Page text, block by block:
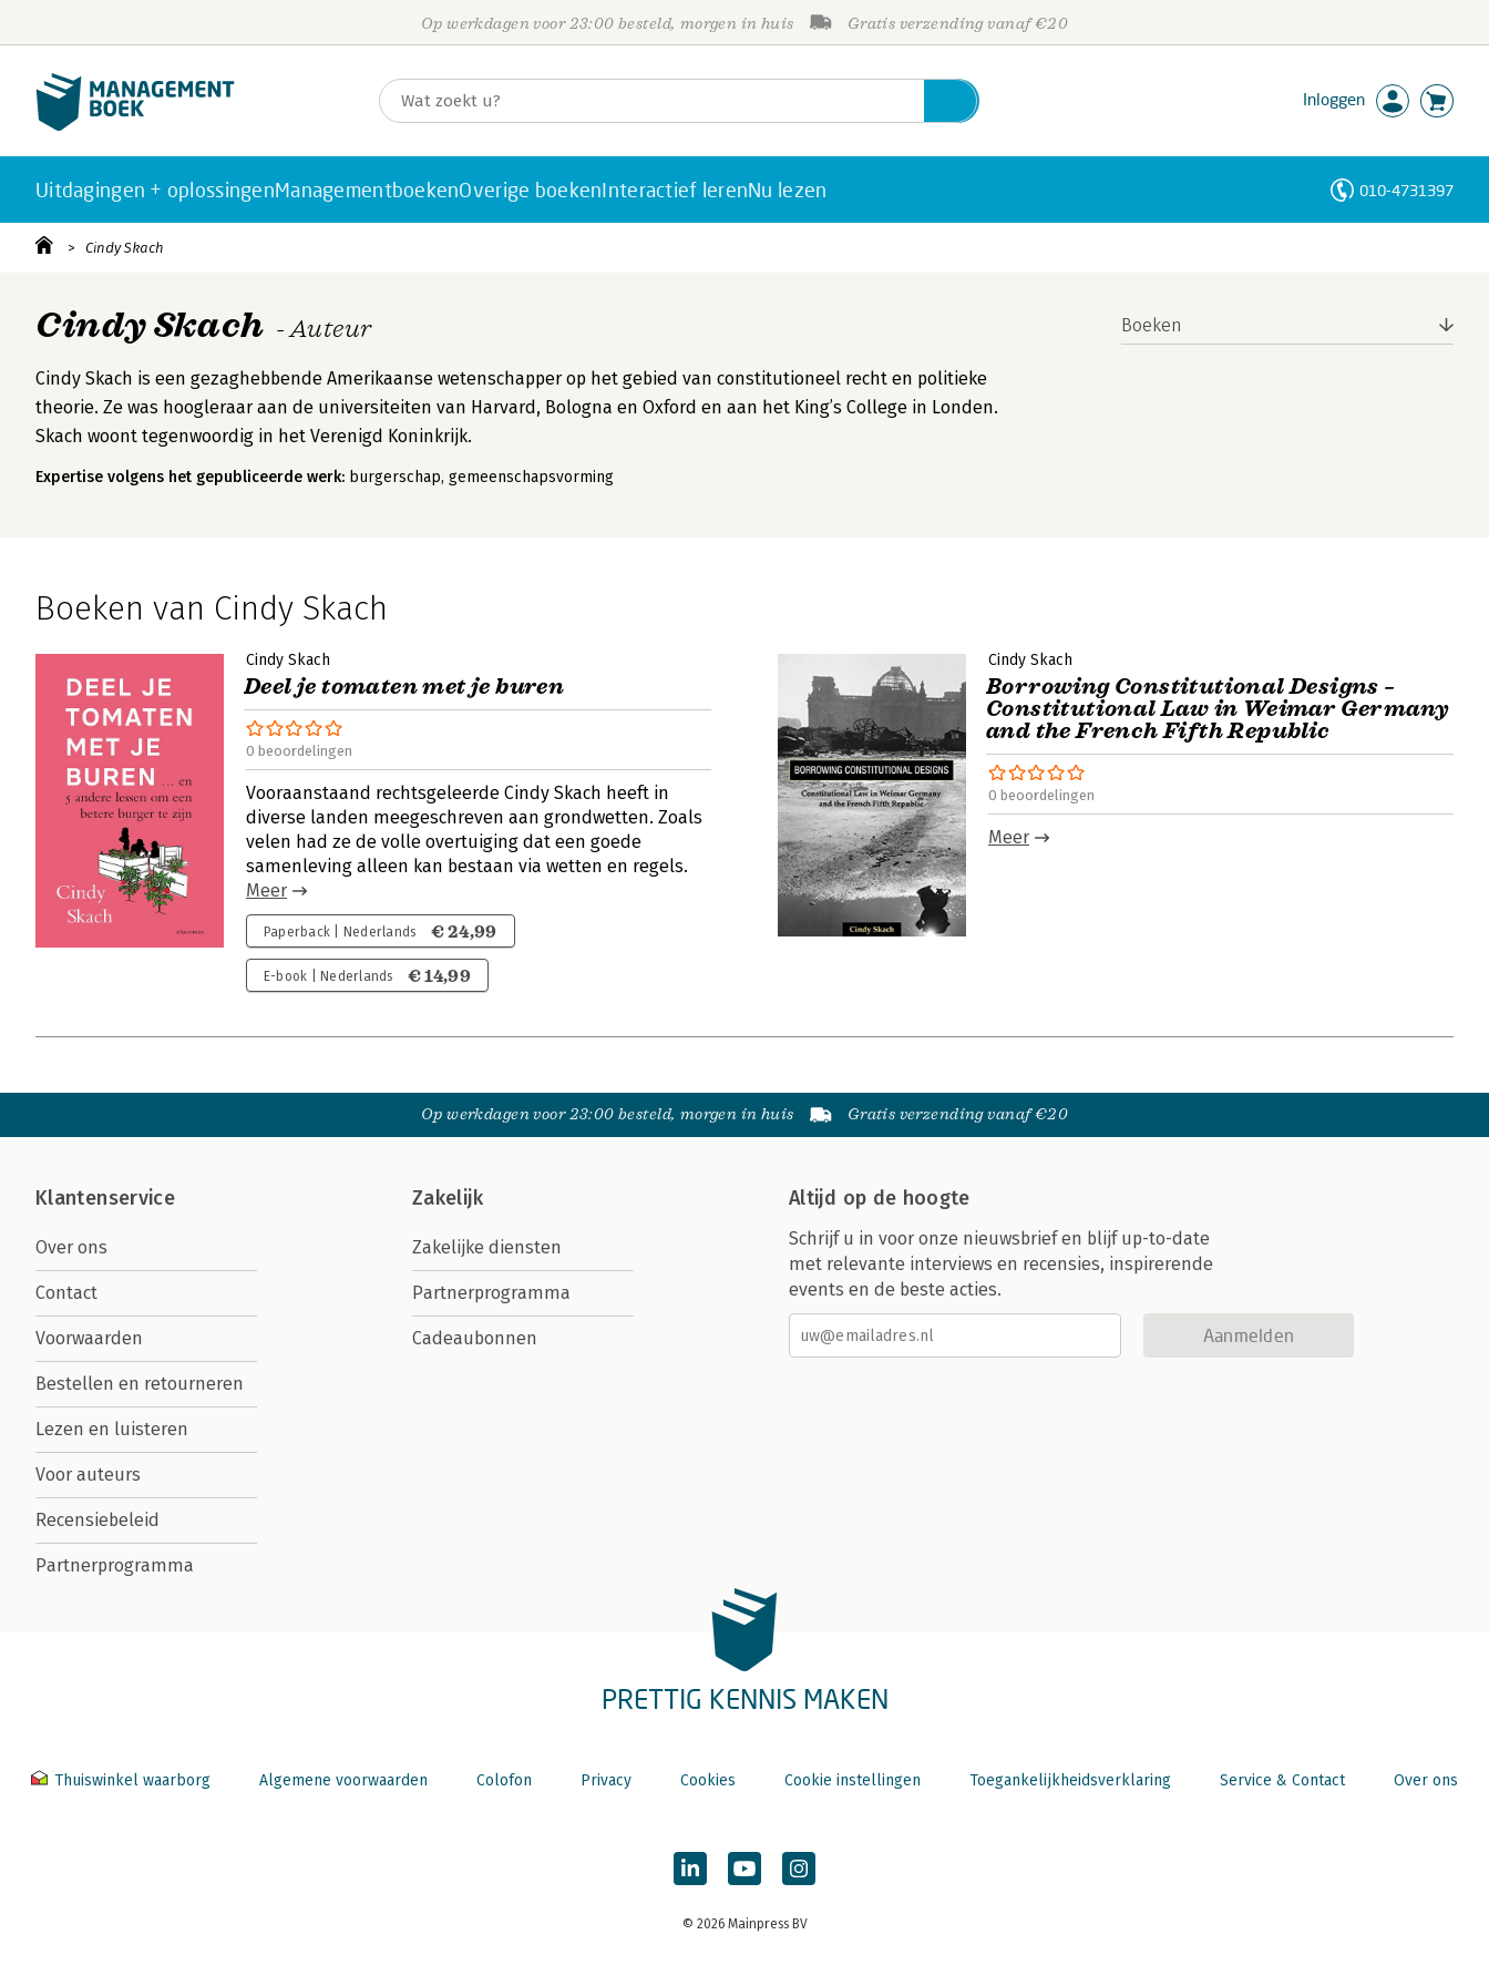
Op werkdagen voor 23:00 besteld, morgen in huis Gratis verzending vanaf €20
Inloggen
Uitdagingen + oplossingenManagementboekenOverige boekenInteractief lerenNu lezen 010-4731397
Cindy Skach
Cindy Skach - Auteur
Cindy Skach is een gezaghebbende Amerikaanse wetenschapper op het gebied van constitutioneel recht en politieke
theorie. Ze was hoogleraar aan de universiteiten van Harvard, Bologna en Oxford en aan het King’s College in Londen.
Skach woont tegenwoordig in het Verenigd Koninkrijk.
Expertise volgens het gepubliceerde werk: burgerschap, gemeenschapsvorming
Boeken
Boeken van Cindy Skach
Cindy Skach
Deel je tomaten met je buren
0 beoordelingen
Vooraanstaand rechtsgeleerde Cindy Skach heeft in
diverse landen meegeschreven aan grondwetten. Zoals
velen had ze de volle overtuiging dat een goede
samenleving alleen kan bestaan via wetten en regels.
Meer
Paperback | Nederlands € 24,99
E-book | Nederlands € 14,99
Cindy Skach
Borrowing Constitutional Designs –
Constitutional Law in Weimar Germany
and the French Fifth Republic
0 beoordelingen
Meer
Op werkdagen voor 23:00 besteld, morgen in huis Gratis verzending vanaf €20
Klantenservice
Over ons
Contact
Voorwaarden
Bestellen en retourneren
Lezen en luisteren
Voor auteurs
Recensiebeleid
Partnerprogramma
Zakelijk
Zakelijke diensten
Partnerprogramma
Cadeaubonnen
Altijd op de hoogte
Schrijf u in voor onze nieuwsbrief en blijf up-to-date
met relevante interviews en recensies, inspirerende
events en de beste acties.
Aanmelden
PRETTIG KENNIS MAKEN
Thuiswinkel waarborg Algemene voorwaarden Colofon Privacy Cookies Cookie instellingen Toegankelijkheidsverklaring Service & Contact Over ons
© 2026 Mainpress BV
Personen